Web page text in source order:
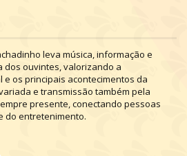
leva música,informação e
dos ouvintes,valorizando a
e os principais acontecimentos da
e transmissão também pela
presente,conectando pessoas
do entretenimento.